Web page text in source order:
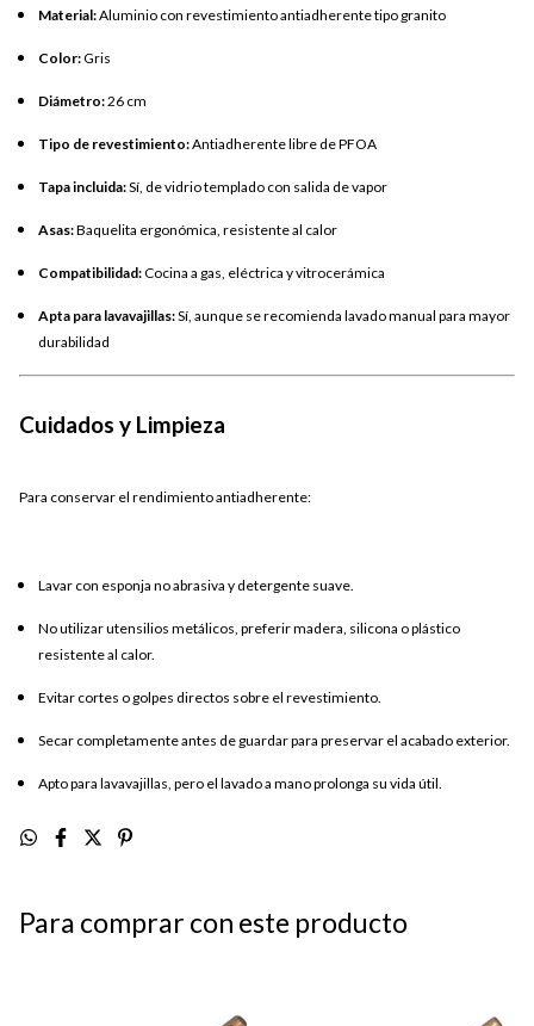
Material:Aluminio con revestimiento antiadherente tipo granito
Color:Gris
Diámetro:26 cm
Tipo de revestimiento:Antiadherente libre de PFOA
Tapa incluida:Sí, de vidrio templado con salida de vapor
Asas:Baquelita ergonómica, resistente al calor
Compatibilidad:Cocina a gas, eléctrica y vitrocerámica
Apta para lavavajillas:Sí, aunque se recomienda lavado manual para mayor
durabilidad
Cuidados y Limpieza
Para conservar el rendimiento antiadherente:
Lavar con esponja no abrasiva y detergente suave.
No utilizar utensilios metálicos, preferir madera, silicona o plástico
resistente al calor.
Evitar cortes o golpes directos sobre el revestimiento.
Secar completamente antes de guardar para preservar el acabado exterior.
Apto para lavavajillas, pero el lavado a mano prolonga su vida útil.
Para comprar con este producto